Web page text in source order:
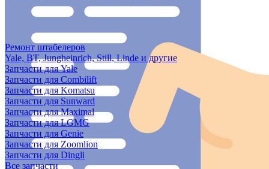
Ремонт штабелеров
Yale, BT, Jungheinrich, Still, Linde и другие
Запчасти для Yale
Запчасти для Combilift
Запчасти для Komatsu
Запчасти для Sunward
Запчасти для Maximal
Запчасти для LGMG
Запчасти для Genie
Запчасти для Zoomlion
Запчасти для Dingli
Все запчасти